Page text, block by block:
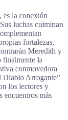
es la conexión
luchas culminan
fortalezas,
Meredith y
finalmente la
conmovedora
Diablo Arrogante”
los lectores y
encuentros más